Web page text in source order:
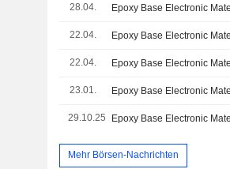
28.04.
22.04.
22.04.
23.01.
29.10.25
Mehr Börsen-Nachrichten